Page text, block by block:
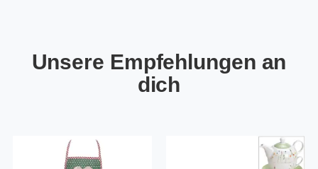
Unsere Empfehlungen an
dich